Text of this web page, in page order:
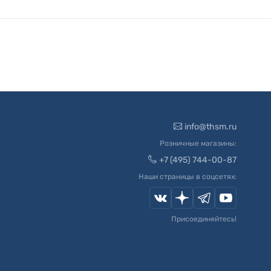
info@thsm.ru
Розничные магазины:
+7 (495) 744-00-87
Наши страницы в соцсетях:
Присоединяйтесь!